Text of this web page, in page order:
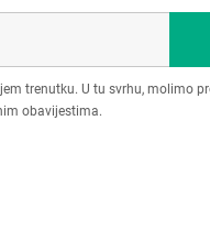
trenutku. U tu svrhu, molimo
obavijestima.